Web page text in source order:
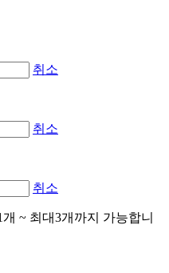
취소
취소
취소
~ 최대3개까지 가능합니